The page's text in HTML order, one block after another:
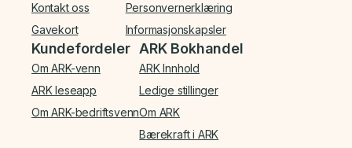
Kontakt oss
Gavekort
Personvernerklæring
Informasjonskapsler
Kundefordeler
Om ARK-venn
ARK leseapp
Om ARK-bedriftsvenn
ARK Bokhandel
ARK Innhold
Ledige stillinger
Om ARK
Bærekraft i ARK